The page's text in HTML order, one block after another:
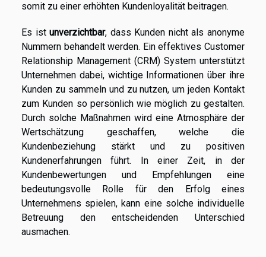
somit zu einer erhöhten Kundenloyalität beitragen.
Es istunverzichtbar, dass Kunden nicht als anonyme
Nummern behandelt werden. Ein effektives Customer
Relationship Management (CRM) System unterstützt
Unternehmen dabei, wichtige Informationen über ihre
Kunden zu sammeln und zu nutzen, um jeden Kontakt
zum Kunden so persönlich wie möglich zu gestalten.
Durch solche Maßnahmen wird eine Atmosphäre der
Wertschätzung geschaffen, welche die
Kundenbeziehung stärkt und zu positiven
Kundenerfahrungen führt. In einer Zeit, in der
Kundenbewertungen und Empfehlungen eine
bedeutungsvolle Rolle für den Erfolg eines
Unternehmens spielen, kann eine solche individuelle
Betreuung den entscheidenden Unterschied
ausmachen.